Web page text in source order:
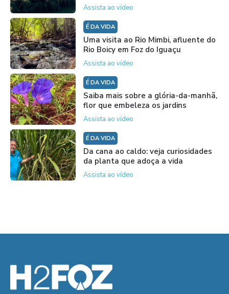
Assista ao vídeo
É DA VIDA
Uma visita ao Rio Mimbi, afluente do
Rio Boicy em Foz do Iguaçu
Assista ao vídeo
É DA VIDA
Saiba mais sobre a glória-da-manhã,
flor que embeleza os jardins
Assista ao vídeo
É DA VIDA
Da cana ao caldo: veja curiosidades
da planta que adoça a vida
Assista ao vídeo